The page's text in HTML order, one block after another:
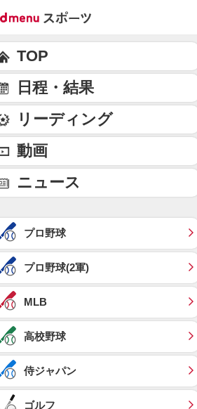
TOP
日程・結果
リーディング
動画
ニュース
プロ野球
プロ野球(2軍)
MLB
高校野球
侍ジャパン
ゴルフ